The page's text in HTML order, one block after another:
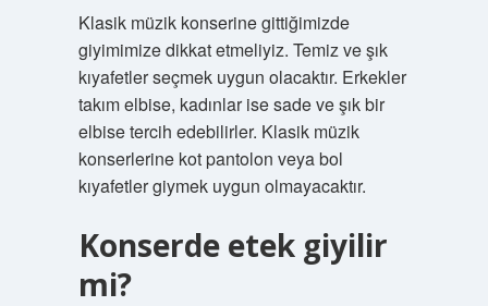
Klasik müzik konserine gittiğimizde
giyimimize dikkat etmeliyiz. Temiz ve şık
kıyafetler seçmek uygun olacaktır. Erkekler
takım elbise, kadınlar ise sade ve şık bir
elbise tercih edebilirler. Klasik müzik
konserlerine kot pantolon veya bol
kıyafetler giymek uygun olmayacaktır.
Konserde etek giyilir
mi?